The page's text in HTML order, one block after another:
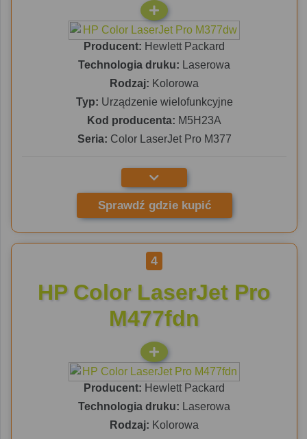
Producent: Hewlett Packard
Technologia druku: Laserowa
Rodzaj: Kolorowa
Typ: Urządzenie wielofunkcyjne
Kod producenta: M5H23A
Seria: Color LaserJet Pro M377
Sprawdź gdzie kupić
4
HP Color LaserJet Pro
M477fdn
Producent: Hewlett Packard
Technologia druku: Laserowa
Rodzaj: Kolorowa